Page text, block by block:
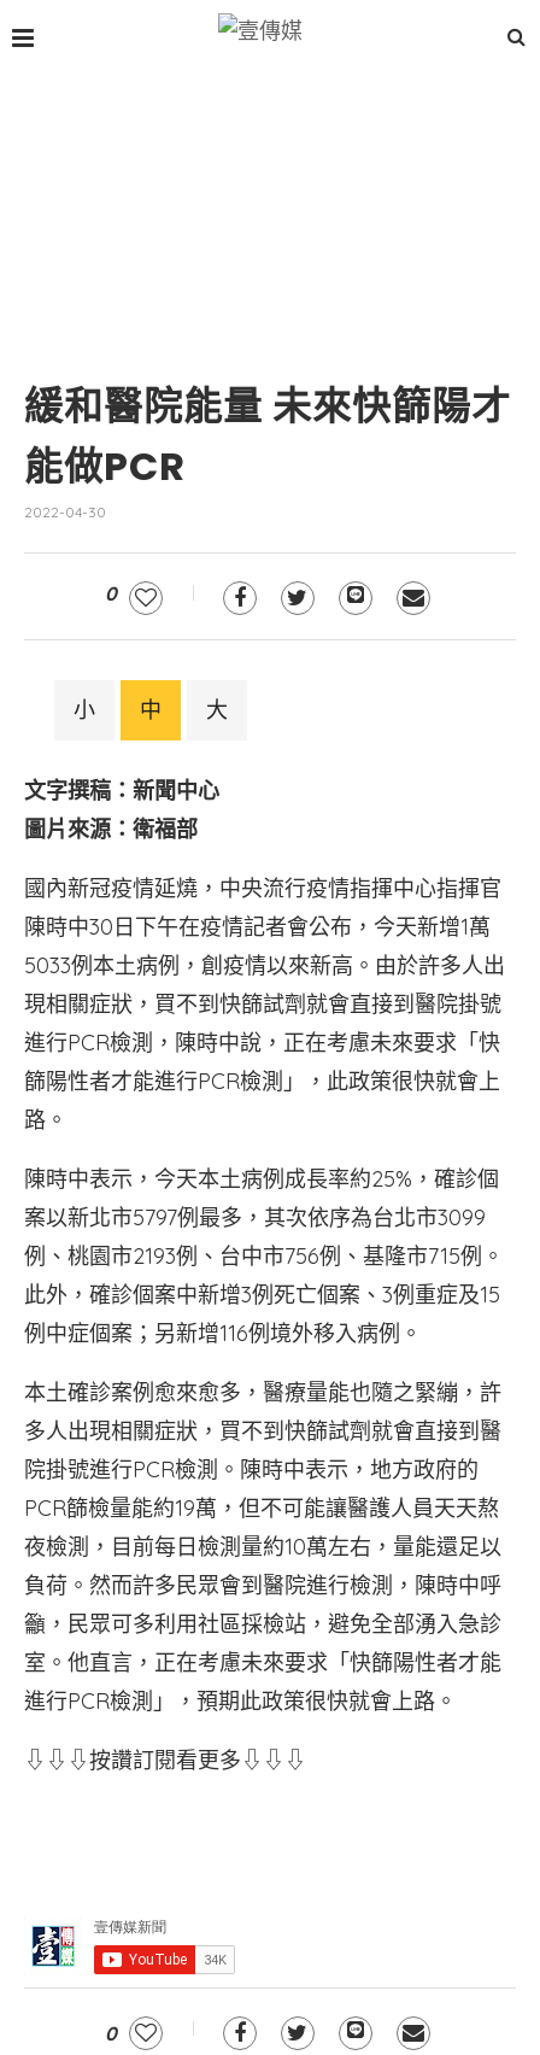
緩和醫院能量 未來快篩陽才
能做PCR
2022-04-30
0
小 中 大
文字撰稿：新聞中心
圖片來源：衛福部
國內新冠疫情延燒，中央流行疫情指揮中心指揮官
陳時中30日下午在疫情記者會公布，今天新增1萬
5033例本土病例，創疫情以來新高。由於許多人出
現相關症狀，買不到快篩試劑就會直接到醫院掛號
進行PCR檢測，陳時中說，正在考慮未來要求「快
篩陽性者才能進行PCR檢測」，此政策很快就會上
路。
陳時中表示，今天本土病例成長率約25%，確診個
案以新北市5797例最多，其次依序為台北市3099
例、桃園市2193例、台中市756例、基隆市715例。
此外，確診個案中新增3例死亡個案、3例重症及15
例中症個案；另新增116例境外移入病例。
本土確診案例愈來愈多，醫療量能也隨之緊繃，許
多人出現相關症狀，買不到快篩試劑就會直接到醫
院掛號進行PCR檢測。陳時中表示，地方政府的
PCR篩檢量能約19萬，但不可能讓醫護人員天天熬
夜檢測，目前每日檢測量約10萬左右，量能還足以
負荷。然而許多民眾會到醫院進行檢測，陳時中呼
籲，民眾可多利用社區採檢站，避免全部湧入急診
室。他直言，正在考慮未來要求「快篩陽性者才能
進行PCR檢測」，預期此政策很快就會上路。
⇩⇩⇩按讚訂閱看更多⇩⇩⇩
0